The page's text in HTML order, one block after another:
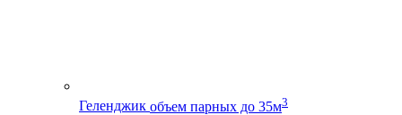
Геленджик объем парных до 35м3